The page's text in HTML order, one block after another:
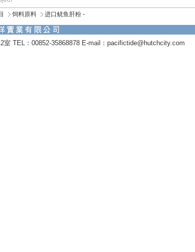
饲料原料 进口鱿鱼肝粉 -
TEL：00852-35868878 E-mail：pacifictide@hutchcity.com